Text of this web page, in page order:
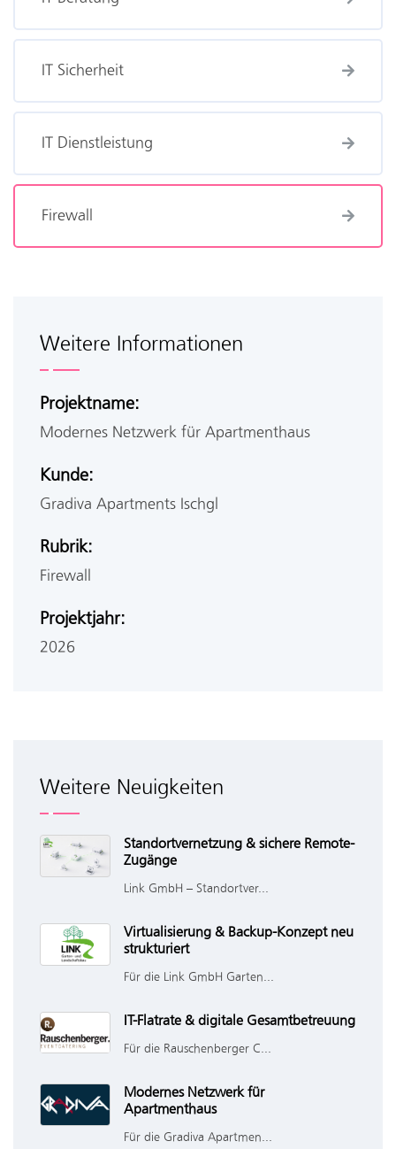
IT Sicherheit
IT Dienstleistung
Firewall
Weitere Informationen
Projektname:
Modernes Netzwerk für Apartmenthaus
Kunde:
Gradiva Apartments Ischgl
Rubrik:
Firewall
Projektjahr:
2026
Weitere Neuigkeiten
Standortvernetzung & sichere Remote-
Zugänge
Link GmbH – Standortver...
Virtualisierung & Backup-Konzept neu
strukturiert
Für die Link GmbH Garten...
IT-Flatrate & digitale Gesamtbetreuung
Für die Rauschenberger C...
Modernes Netzwerk für
Apartmenthaus
Für die Gradiva Apartmen...